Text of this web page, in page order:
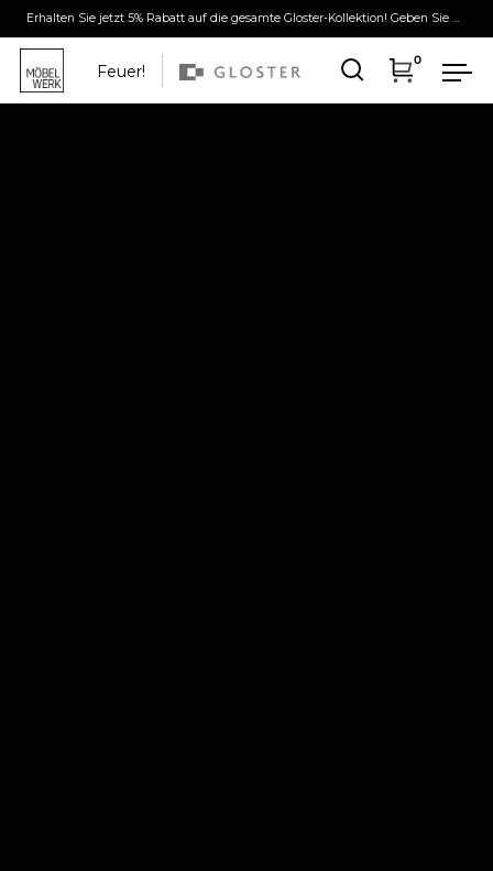
Erhalten Sie jetzt 5% Rabatt auf die gesamte Gloster-Kollektion! Geben Sie dazu im Checkout den Rabattcode "Spring" ein!
Feuer!
Suche
0